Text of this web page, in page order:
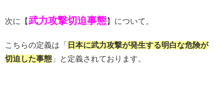
次に【武力攻撃切迫事態】について。
こちらの定義は「 日本に武力攻撃が発生する明白な危険が
切迫した事態 」と定義されております。